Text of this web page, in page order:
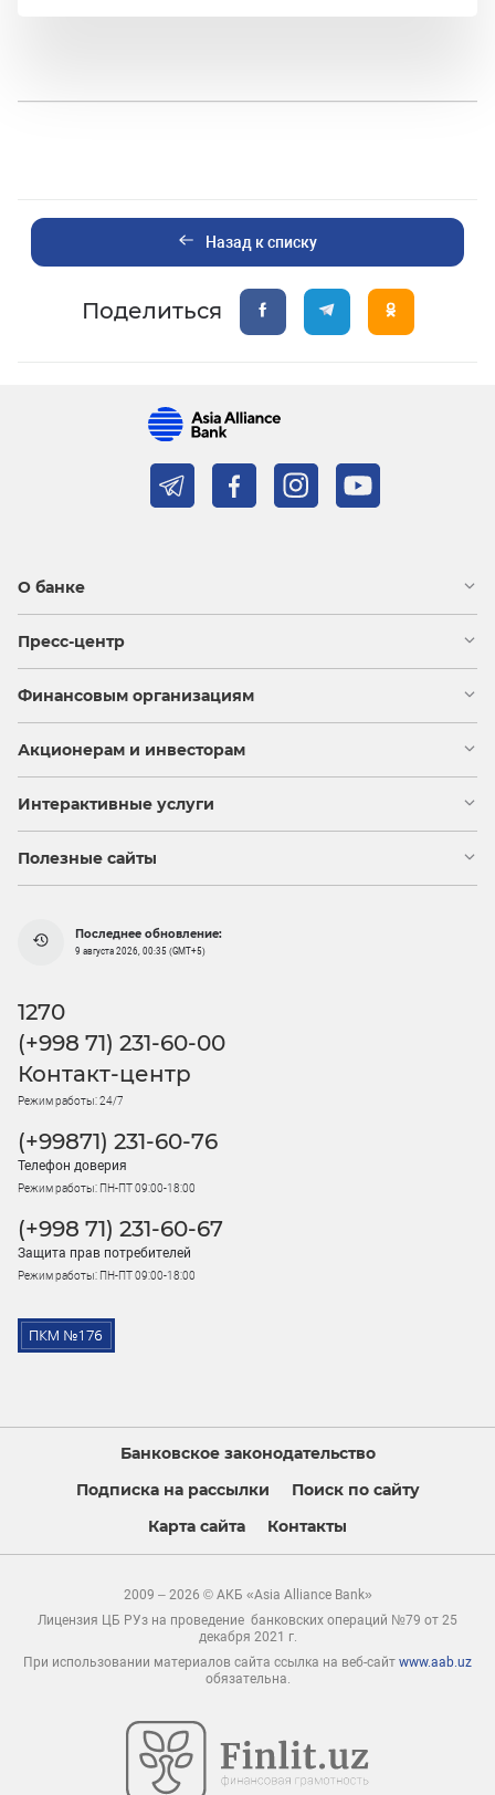
Назад к списку
Поделиться
О банке
Пресс-центр
Финансовым организациям
Акционерам и инвесторам
Интерактивные услуги
Полезные сайты
Последнее обновление:
9 августа 2026, 00:35 (GMT+5)
1270
(+998 71) 231-60-00
Контакт-центр
Режим работы: 24/7
(+99871) 231-60-76
Телефон доверия
Режим работы: ПН-ПТ 09:00-18:00
(+998 71) 231-60-67
Защита прав потребителей
Режим работы: ПН-ПТ 09:00-18:00
Банковское законодательство
Подписка на рассылки
Поиск по сайту
Карта сайта
Контакты
2009 – 2026 © АКБ «Asia Alliance Bank»
Лицензия ЦБ РУз на проведение банковских операций №79 от 25
декабря 2021 г.
При использовании материалов сайта ссылка на веб-сайт www.aab.uz
обязательна.